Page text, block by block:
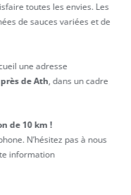
toutes les envies. Les
de sauces variées et de
une adresse
près de Ath , dans un cadre
de 10 km !
N’hésitez pas à nous
information